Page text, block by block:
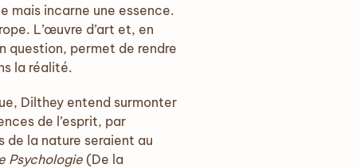
mais incarne une essence.
L’œuvre d’art et, en
question, permet de rendre
la réalité.
Dilthey entend surmonter
de l’esprit, par
de la nature seraient au
Psychologie (De la